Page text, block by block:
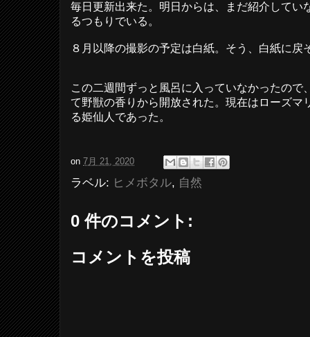
毎日更新出来た。明日からは、まだ紹介してい
るつもりでいる。
８月以降の撮影の予定は白紙。そう、白紙に戻
この二週間ずっと風呂に入っていなかったので
て野獣の香りから開放された。現在はローズマ
る姫仙人であった。
on 7月 21, 2020
ラベル: ヒメボタル, 自然
0 件のコメント:
コメントを投稿